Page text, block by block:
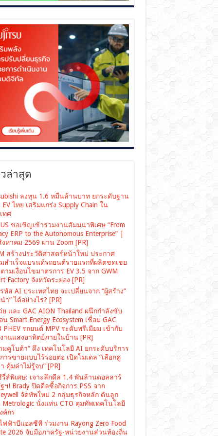
ล่าสุด
ลงทุน 1.6 หมื่นล้านบาท ยกระดับฐาน
ไทย เสริมแกร่ง Supply Chain ใน
ทศ
ขอเชิญเข้าร่วมงานสัมมนาพิเศษ “From
ERP to the Autonomous Enterprise” |
หาคม 2569 ผ่าน Zoom [PR]
สร้างประวัติศาสตร์หน้าใหม่ ประกาศ
สำเร็จแบรนด์รถยนต์รายแรกที่ผลิตชดเชย
ามเงื่อนไขมาตรการ EV 3.5 จาก GWM
Factory จังหวัดระยอง [PR]
หัส AI ประเทศไทย จะเปลี่ยนจาก “ผู้สร้าง”
ำ” ได้อย่างไร? [PR]
ย และ GAC AION Thailand ผนึกกำลังขับ
น Smart Energy Ecosystem เชื่อม GAC
PHEV รถยนต์ MPV ระดับพรีเมียม เข้ากับ
านแสงอาทิตย์ภายในบ้าน [PR]
มคูโบต้า” ดึง เทคโนโลยี AI ยกระดับบริการ
ารขายแบบไร้รอยต่อ เปิดโมเดล “เลือกคู
คุ้มค่าไม่รู้จบ” [PR]
ส์พิเศษ: เจาะลึกดีล 1.4 พันล้านดอลลาร์
ฯ! Brady ปิดดีลซื้อกิจการ PSS จาก
จัดทัพใหม่ 2 กลุ่มธุรกิจหลัก ดันลูก
Metrologic นั่งแท่น CTO คุมทัพเทคโนโลยี
ค์กร
ฟฟ้าบีแอลซีพี ร่วมงาน Rayong Zero Food
2026 จับมือภาครัฐ-หน่วยงานส่วนท้องถิ่น